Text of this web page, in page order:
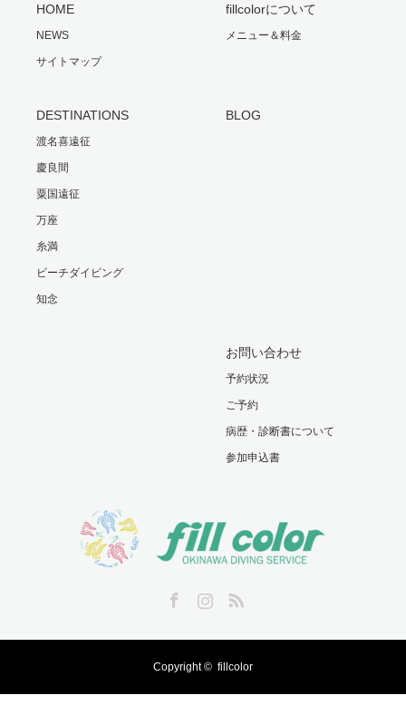
HOME
NEWS
サイトマップ
fillcolorについて
メニュー＆料金
DESTINATIONS
渡名喜遠征
慶良間
粟国遠征
万座
糸満
ビーチダイビング
知念
BLOG
お問い合わせ
予約状況
ご予約
病歴・診断書について
参加申込書
Copyright © fillcolor